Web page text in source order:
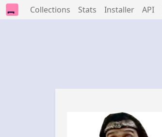
Collections Stats Installer API